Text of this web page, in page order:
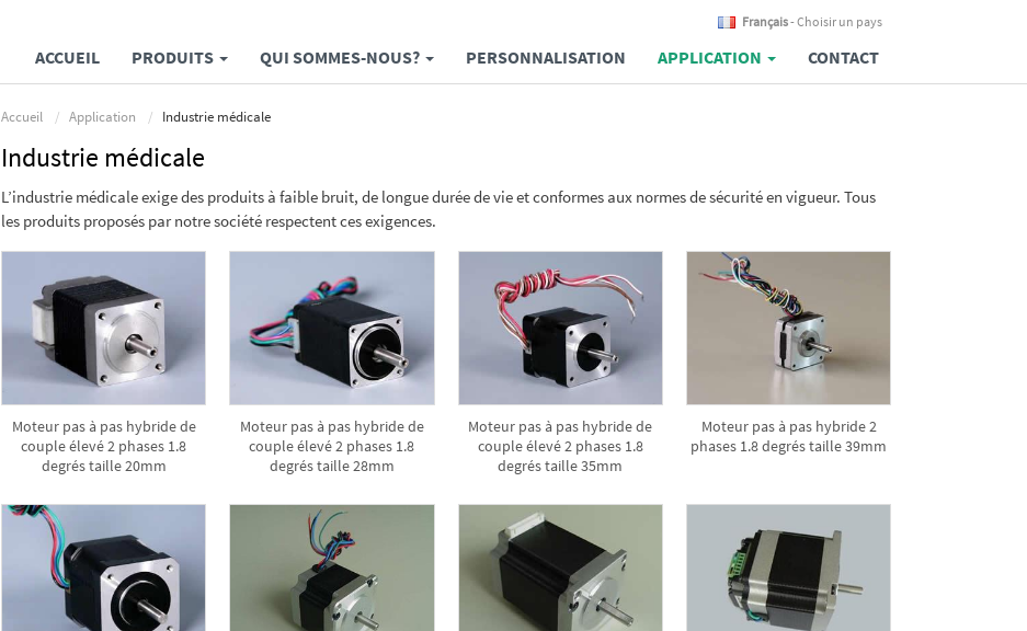
Français- Choisir un pays
ACCUEIL PRODUITS QUI SOMMES-NOUS? PERSONNALISATION APPLICATION CONTACT
Accueil Application Industrie médicale
Industrie médicale
L’industrie médicale exige des produits à faible bruit, de longue durée de vie et conformes aux normes de sécurité en vigueur. Tous
les produits proposés par notre société respectent ces exigences.
Moteur pas à pas hybride de
couple élevé 2 phases 1.8
degrés taille 20mm
Moteur pas à pas hybride de
couple élevé 2 phases 1.8
degrés taille 28mm
Moteur pas à pas hybride de
couple élevé 2 phases 1.8
degrés taille 35mm
Moteur pas à pas hybride 2
phases 1.8 degrés taille 39mm